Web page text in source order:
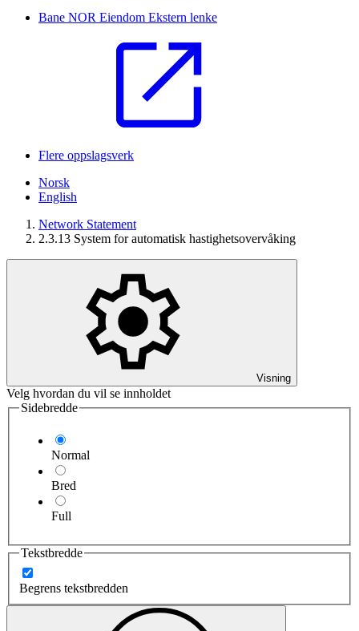
Bane NOR Eiendom Ekstern lenke
Flere oppslagsverk
Norsk
English
Network Statement
2.3.13 System for automatisk hastighetsovervåking
Visning
Velg hvordan du vil se innholdet
Sidebredde
Normal
Bred
Full
Tekstbredde
Begrens tekstbredden